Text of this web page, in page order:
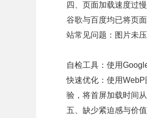
四、页面加载速度过
谷歌与百度均已将页
站常见问题：图片未
自检工具：使用
快速优化：使用
验，将首屏加载时间
五、缺少紧迫感与价